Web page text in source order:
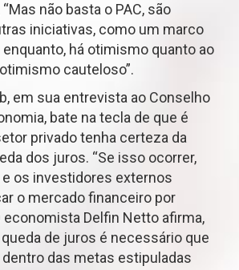
não basta o PAC, são
iniciativas, como um marco
há otimismo quanto ao
cauteloso”.
em sua entrevista ao Conselho
bate na tecla de que é
privado tenha certeza da
dos juros. “Se isso ocorrer,
os investidores externos
o mercado financeiro por
economista Delfin Netto afirma,
queda de juros é necessário que
das metas estipuladas